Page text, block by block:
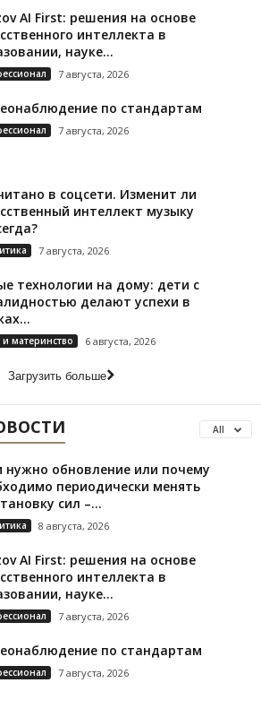
AI First: решения на основе
интеллекта в
науке...
7 августа, 2026
по стандартам
7 августа, 2026
в соцсети. Изменит ли
интеллект музыку
7 августа, 2026
технологии на дому: дети с
делают успехи в
материнство 6 августа, 2026
Загрузить больше
All
нужно обновление или почему
периодически менять
сил –...
8 августа, 2026
AI First: решения на основе
интеллекта в
науке...
7 августа, 2026
по стандартам
7 августа, 2026